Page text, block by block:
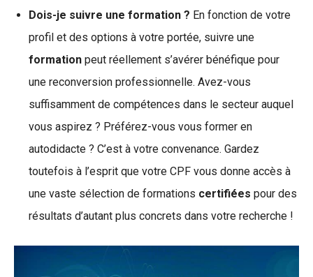
Dois-je suivre une formation ? En fonction de votre
profil et des options à votre portée, suivre une
formation peut réellement s’avérer bénéfique pour
une reconversion professionnelle. Avez-vous
suffisamment de compétences dans le secteur auquel
vous aspirez ? Préférez-vous vous former en
autodidacte ? C’est à votre convenance. Gardez
toutefois à l’esprit que votre CPF vous donne accès à
une vaste sélection de formations certifiées pour des
résultats d’autant plus concrets dans votre recherche !